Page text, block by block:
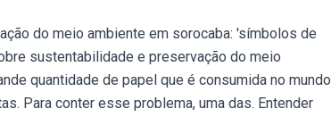
do meio ambiente em sorocaba: 'símbolos de
sustentabilidade e preservação do meio
quantidade de papel que é consumida no mundo
Para conter esse problema, uma das. Entender